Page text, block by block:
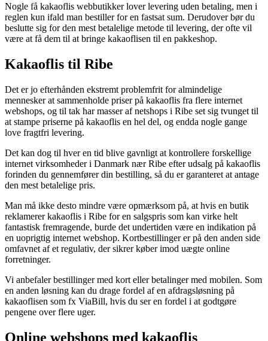
Nogle få kakaoflis webbutikker lover levering uden betaling, men i
reglen kun ifald man bestiller for en fastsat sum. Derudover bør du
beslutte sig for den mest betalelige metode til levering, der ofte vil
være at få dem til at bringe kakaoflisen til en pakkeshop.
Kakaoflis til Ribe
Det er jo efterhånden ekstremt problemfrit for almindelige
mennesker at sammenholde priser på kakaoflis fra flere internet
webshops, og til tak har masser af netshops i Ribe set sig tvunget til
at stampe priserne på kakaoflis en hel del, og endda nogle gange
love fragtfri levering.
Det kan dog til hver en tid blive gavnligt at kontrollere forskellige
internet virksomheder i Danmark nær Ribe efter udsalg på kakaoflis
forinden du gennemfører din bestilling, så du er garanteret at antage
den mest betalelige pris.
Man må ikke desto mindre være opmærksom på, at hvis en butik
reklamerer kakaoflis i Ribe for en salgspris som kan virke helt
fantastisk fremragende, burde det undertiden være en indikation på
en uoprigtig internet webshop. Kortbestillinger er på den anden side
omfavnet af et regulativ, der sikrer køber imod uægte online
forretninger.
Vi anbefaler bestillinger med kort eller betalinger med mobilen. Som
en anden løsning kan du drage fordel af en afdragsløsning på
kakaoflisen som fx ViaBill, hvis du ser en fordel i at godtgøre
pengene over flere uger.
Online webshops med kakaoflis